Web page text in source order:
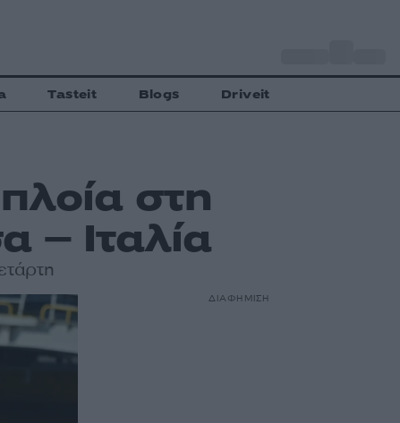
Tasteit Blogs Driveit
στη
– Ιταλία
ΔΙΑΦΗΜΙΣΗ